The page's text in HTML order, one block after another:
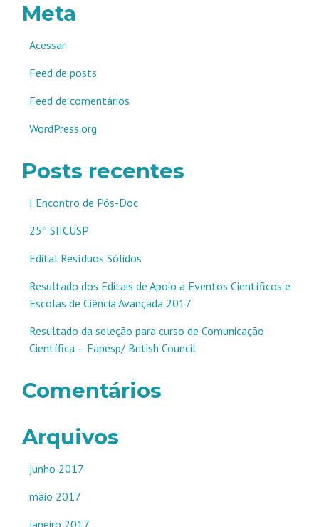
Meta
Acessar
Feed de posts
Feed de comentários
WordPress.org
Posts recentes
I Encontro de Pós-Doc
25º SIICUSP
Edital Resíduos Sólidos
Resultado dos Editais de Apoio a Eventos Científicos e
Escolas de Ciência Avançada 2017
Resultado da seleção para curso de Comunicação
Científica – Fapesp/ British Council
Comentários
Arquivos
junho 2017
maio 2017
janeiro 2017